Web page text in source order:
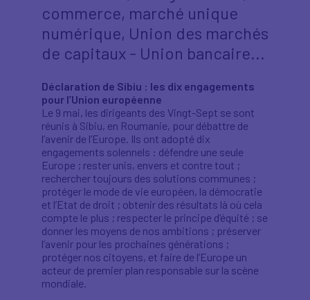
commerce, marché unique
numérique, Union des marchés
de capitaux - Union bancaire...
Déclaration de Sibiu : les dix engagements
pour l’Union européenne
Le 9 mai, les dirigeants des Vingt-Sept se sont
réunis à Sibiu, en Roumanie, pour débattre de
l’avenir de l’Europe. Ils ont adopté dix
engagements solennels : défendre une seule
Europe ; rester unis, envers et contre tout ;
rechercher toujours des solutions communes ;
protéger le mode de vie européen, la démocratie
et l’Etat de droit ; obtenir des résultats là où cela
compte le plus ; respecter le principe d’équité ; se
donner les moyens de nos ambitions ; préserver
l’avenir pour les prochaines générations ;
protéger nos citoyens, et faire de l’Europe un
acteur de premier plan responsable sur la scène
mondiale.